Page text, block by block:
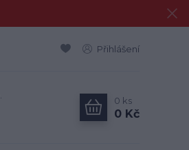
Přihlášení
0 ks
0 Kč